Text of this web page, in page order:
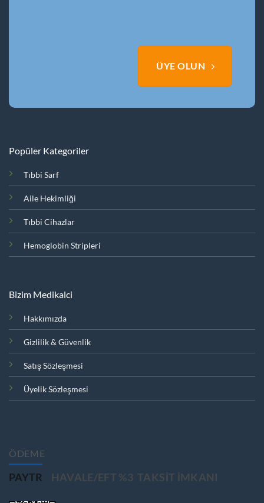
ÜYE OLUN
Popüler Kategoriler
Tıbbi Sarf
Aile Hekimliği
Tıbbi Cihazlar
Hemoglobin Stripleri
Bizim Medikalci
Hakkımızda
Gizlilik & Güvenlik
Satış Sözleşmesi
Üyelik Sözleşmesi
ÖDEME
PAYTR HAVALE/EFT %3 TAKSIT IMKANI